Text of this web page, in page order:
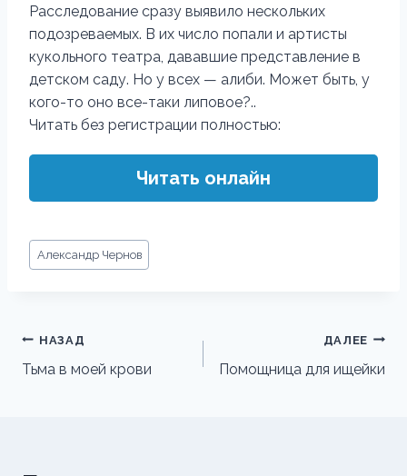
Расследование сразу выявило нескольких
подозреваемых. В их число попали и артисты
кукольного театра, дававшие представление в
детском саду. Но у всех — алиби. Может быть, у
кого-то оно все-таки липовое?..
Читать без регистрации полностью:
Читать онлайн
Метки
записи:
Александр Чернов
Навигация
по
НАЗАД
Тьма в моей крови
ДАЛЕЕ
Помощница для ищейки